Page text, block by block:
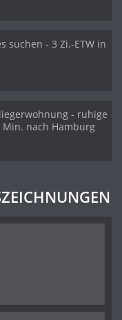
suchen - 3 Zi.-ETW in
- ruhige
nach Hamburg